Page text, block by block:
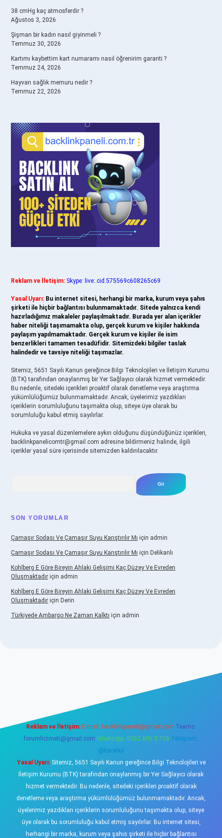
38 cmHg kaç atmosferdir ?
Ağustos 3, 2026
Şişman bir kadın nasıl giyinmeli ?
Temmuz 30, 2026
Kartımı kaybettim kart numaramı nasıl öğrenirim garanti ?
Temmuz 24, 2026
Hayvan sağlık memuru nedir ?
Temmuz 22, 2026
Reklam ve İletişim: Skype: live:.cid.575569c608265c69
Yasal Uyarı: Bu internet sitesi, herhangi bir marka, kurum veya şahıs
şirketi ile hiçbir bağlantısı bulunmamaktadır. Sitede yalnızca kendi
hazırladığımız makaleler paylaşılmaktadır. Burada yer alan içerikler
haber niteliği taşımamakta olup, gerçek kurum ve kişiler hakkında
paylaşım yapılmamaktadır. Gerçek kurum ve kişiler ile isim
benzerlikleri tamamen tesadüfidir. Sitemizdeki bilgiler taslak
halindedir ve tavsiye niteliği taşımazlar.
Sitemiz, 5651 Sayılı Kanun gereğince Bilgi Teknolojileri ve İletişim Kurumu
(BTK) tarafından onaylanmış bir Yer Sağlayıcı olarak hizmet vermektedir.
Bu nedenle, sitedeki içerikleri proaktif olarak denetleme veya araştırma
yükümlülüğümüz bulunmamaktadır. Ancak, üyelerimiz yazdıkları
içeriklerin sorumluluğunu taşımakta olup, siteye üye olarak bu
sorumluluğu kabul etmiş sayılırlar.
Hukuka ve yasal düzenlemelere aykırı olduğunu düşündüğünüz içerikleri,
backlinkpanelicomtr@gmail.com adresine bildirmeniz halinde, ilgili
içerikler yasal süre içerisinde sitemizden kaldırılacaktır.
SON YORUMLAR
Çamaşır Sodası Ve Çamaşır Suyu Karıştırılır Mı için admin
Çamaşır Sodası Ve Çamaşır Suyu Karıştırılır Mı için Delikanlı
Kohlberg E Göre Bireyin Ahlaki Gelişimi Kaç Düzey Ve Evreden
Oluşmaktadır için admin
Kohlberg E Göre Bireyin Ahlaki Gelişimi Kaç Düzey Ve Evreden
Oluşmaktadır için Derin
Türkiyede Ambargo Ne Zaman Kalktı için admin
Reklam ve İletişim: E-mail: backlinkpaneli@gmail.com Teams:
forumhizmeti@gmail.com Whatsapp: 0262 606 0 726 Telegram:
@karabul
Yasal Uyarı:Sitemiz, 5651 Sayılı Kanun gereğince Bilgi Teknolojileri ve
İletişim Kurumu (BTK) tarafından onaylanmış bir Yer Sağlayıcı olarak
hizmet vermektedir. Bu nedenle, sitedeki içerikleri proaktif olarak
denetleme veya araştırma yükümlülüğümüz bulunmamaktadır. Ancak,
üyelerimiz yazdıkları içeriklerin sorumluluğunu taşımakta olup, siteye
üye olarak bu sorumluluğu kabul etmiş sayılırlar. Bu internet sitesi,
herhangi bir marka, kurum veya şahıs şirketi ile hiçbir bağlantısı